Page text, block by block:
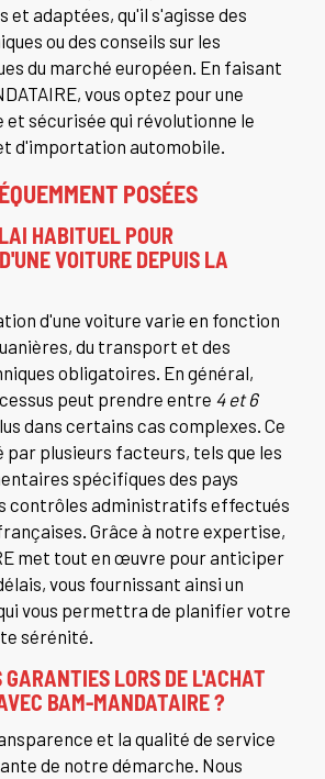
et adaptées, qu'il s'agisse des
ou des conseils sur les
du marché européen. En faisant
vous optez pour une
sécurisée qui révolutionne le
d'importation automobile.
POSÉES
HABITUEL POUR
VOITURE DEPUIS LA
d'une voiture varie en fonction
du transport et des
obligatoires. En général,
peut prendre entre 4 et 6
dans certains cas complexes. Ce
par plusieurs facteurs, tels que les
spécifiques des pays
contrôles administratifs effectués
Grâce à notre expertise,
met tout en œuvre pour anticiper
vous fournissant ainsi un
vous permettra de planifier votre
sérénité.
LORS DE L'ACHAT
BAM-MANDATAIRE ?
et la qualité de service
de notre démarche. Nous